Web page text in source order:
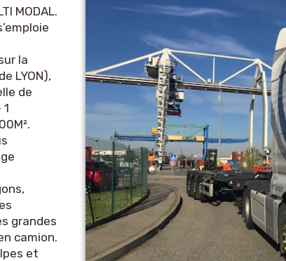
MODAL.
la
LYON),
de
grandes
camion.
et